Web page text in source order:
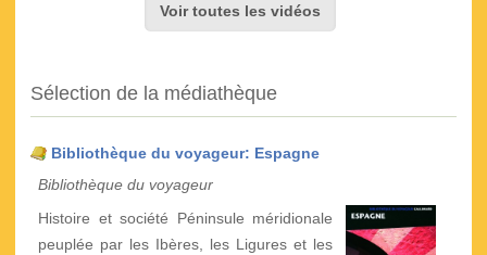
Voir toutes les vidéos
Sélection de la médiathèque
Bibliothèque du voyageur: Espagne
Bibliothèque du voyageur
Histoire et société Péninsule méridionale
peuplée par les Ibères, les Ligures et les